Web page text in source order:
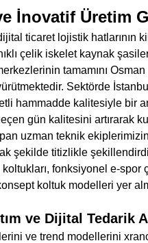
İnovatif Üretim
ticaret lojistik hatlarının
çelik iskelet kaynak
tamamını
Sektörde
hammadde kalitesiyle bir
gün kalitesini artırarak
uzman teknik
şekilde titizlikle
fonksiyonel e-spor
koltuk modelleri yer
ve Dijital Tedarik
ve trend modellerini